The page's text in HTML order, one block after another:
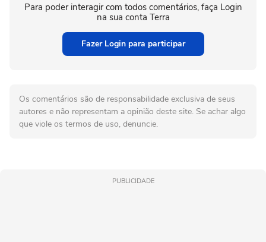
Para poder interagir com todos comentários, faça Login
na sua conta Terra
Fazer Login para participar
Os comentários são de responsabilidade exclusiva de seus
autores e não representam a opinião deste site. Se achar algo
que viole os termos de uso, denuncie.
PUBLICIDADE